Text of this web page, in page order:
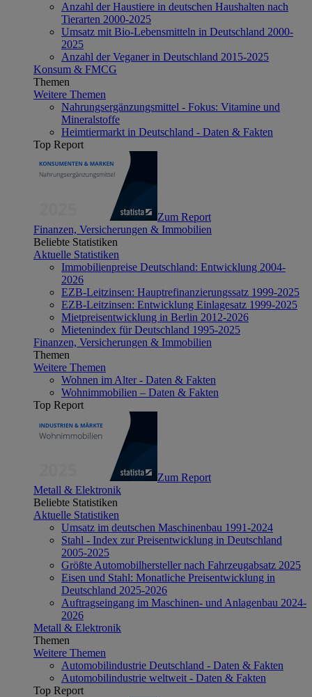
Anzahl der Haustiere in deutschen Haushalten nach
Tierarten 2000-2025
Umsatz mit Bio-Lebensmitteln in Deutschland 2000-
2025
Anzahl der Veganer in Deutschland 2015-2025
Konsum & FMCG
Themen
Weitere Themen
Nahrungsergänzungsmittel - Fokus: Vitamine und
Mineralstoffe
Heimtiermarkt in Deutschland - Daten & Fakten
Top Report
Zum Report
Finanzen, Versicherungen & Immobilien
Beliebte Statistiken
Aktuelle Statistiken
Immobilienpreise Deutschland: Entwicklung 2004-
2026
EZB-Leitzinsen: Hauptrefinanzierungssatz 1999-2025
EZB-Leitzinsen: Entwicklung Einlagesatz 1999-2025
Mietpreisentwicklung in Berlin 2012-2026
Mietenindex für Deutschland 1995-2025
Finanzen, Versicherungen & Immobilien
Themen
Weitere Themen
Wohnen im Alter - Daten & Fakten
Wohnimmobilien – Daten & Fakten
Top Report
Zum Report
Metall & Elektronik
Beliebte Statistiken
Aktuelle Statistiken
Umsatz im deutschen Maschinenbau 1991-2024
Stahl - Index zur Preisentwicklung in Deutschland
2005-2025
Größte Automobilhersteller nach Fahrzeugabsatz 2025
Eisen und Stahl: Monatliche Preisentwicklung in
Deutschland 2025-2026
Auftragseingang im Maschinen- und Anlagenbau 2024-
2026
Metall & Elektronik
Themen
Weitere Themen
Automobilindustrie Deutschland - Daten & Fakten
Automobilindustrie weltweit - Daten & Fakten
Top Report